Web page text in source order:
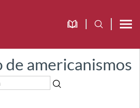
americanismos